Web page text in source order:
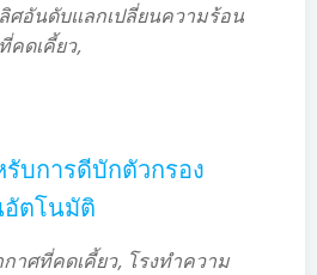
ศอันดับแลกเปลี่ยนความร้อน
คดเคี้ยว,
บการดีบักตัวกรอง
ตโนมัติ
าศที่คดเคี้ยว, โรงทำความ